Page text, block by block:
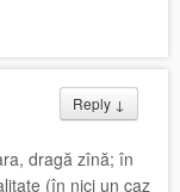
Reply ↓
dragă zînă; în
(în nici un caz